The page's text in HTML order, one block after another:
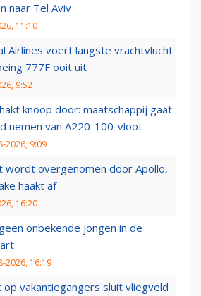
naar Tel Aviv
11:10
Airlines voert langste vrachtvlucht
777F ooit uit
9:52
hakt knoop door: maatschappij gaat
nemen van A220-100-vloot
2026, 9:09
wordt overgenomen door Apollo,
haakt af
16:20
onbekende jongen in de
2026, 16:19
op vakantiegangers sluit vliegveld